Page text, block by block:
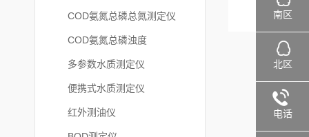
COD氨氮总磷总氮测定仪
COD氨氮总磷浊度
多参数水质测定仪
便携式水质测定仪
红外测油仪
南区
北区
电话